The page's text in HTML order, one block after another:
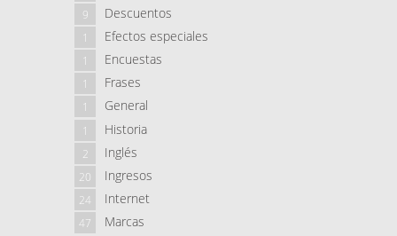
Descuentos
9
Efectos especiales
1
Encuestas
1
Frases
1
General
1
Historia
1
Inglés
2
Ingresos
20
Internet
24
Marcas
47